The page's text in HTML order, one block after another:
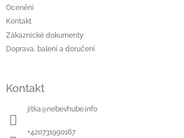
Ocenění
Kontakt
Zákaznické dokumenty
Doprava, balení a doručení
Kontakt
jitka@nebevhube.info
+420731990167